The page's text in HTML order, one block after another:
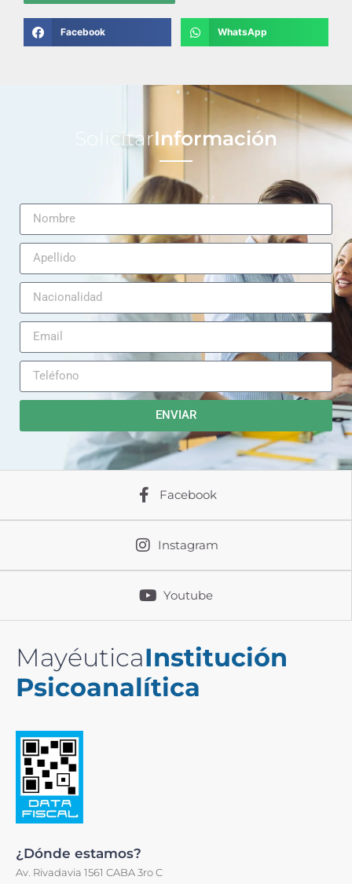
Facebook WhatsApp
SolicitarInformación
ENVIAR
Facebook
Instagram
Youtube
MayéuticaInstitución
Psicoanalítica
¿Dónde estamos?
Av. Rivadavia 1561 CABA 3ro C